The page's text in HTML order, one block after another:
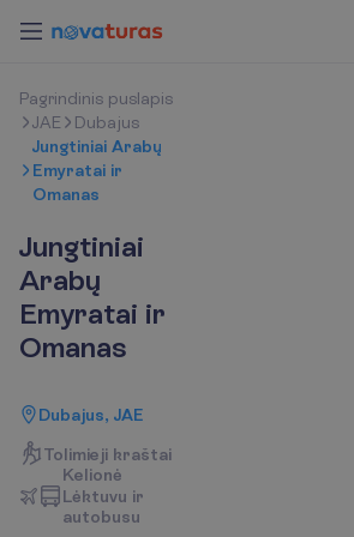
Pagrindinis puslapis
JAE
Dubajus
Jungtiniai Arabų
Emyratai ir
Omanas
Jungtiniai
Arabų
Emyratai ir
Omanas
Dubajus, JAE
Tolimieji kraštai
Kelionė
L ėktuvu ir
autobusu